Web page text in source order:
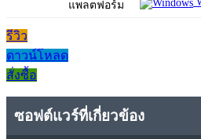
แพลตฟอร์ม
รีวิว
ดาวน์โหลด
สั่งซื้อ
ซอฟต์แวร์ที่เกี่ยวข้อง